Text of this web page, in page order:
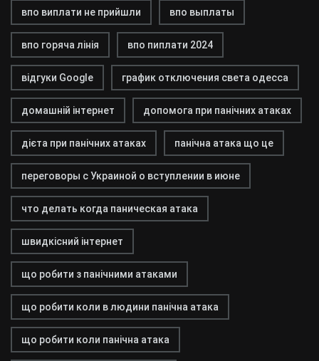
впо виплати не прийшли впо выплаты
впо горяча лінія впо пиплати 2024
відгуки Google график отключения света одесса
домашній інтернет допомога при панічних атаках
дієта при панічних атаках панічна атака що це
переговоры с Украиной о вступлении в июне
что делать когда паническая атака
швидкісний інтернет
що робити з панічними атаками
що робити коли в людини панічна атака
що робити коли панічна атака